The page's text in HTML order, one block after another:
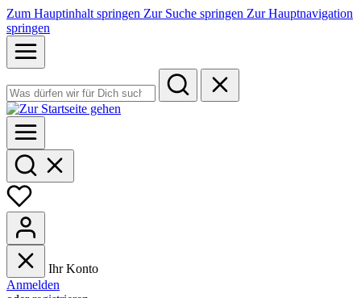
Zum Hauptinhalt springen Zur Suche springen Zur Hauptnavigation
springen
Ihr Konto
Anmelden